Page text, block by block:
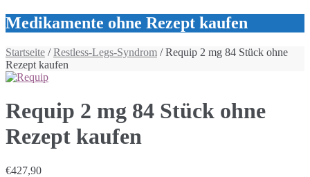
Medikamente ohne Rezept kaufen
Startseite /Restless-Legs-Syndrom / Requip 2 mg 84 Stück ohne
Rezept kaufen
Requip 2 mg 84 Stück ohne
Rezept kaufen
€427,90